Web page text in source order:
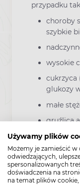
Używamy plików
Możemy je zamieścić
odwiedzających,
spersonalizowanych
doświadczenia na
na temat plików
przypadku
choroby
szybkie
wysokie
cukrzyca
glukozy
małe
gruźlica
Jeśli u
którekolwiek
powiedzieć o